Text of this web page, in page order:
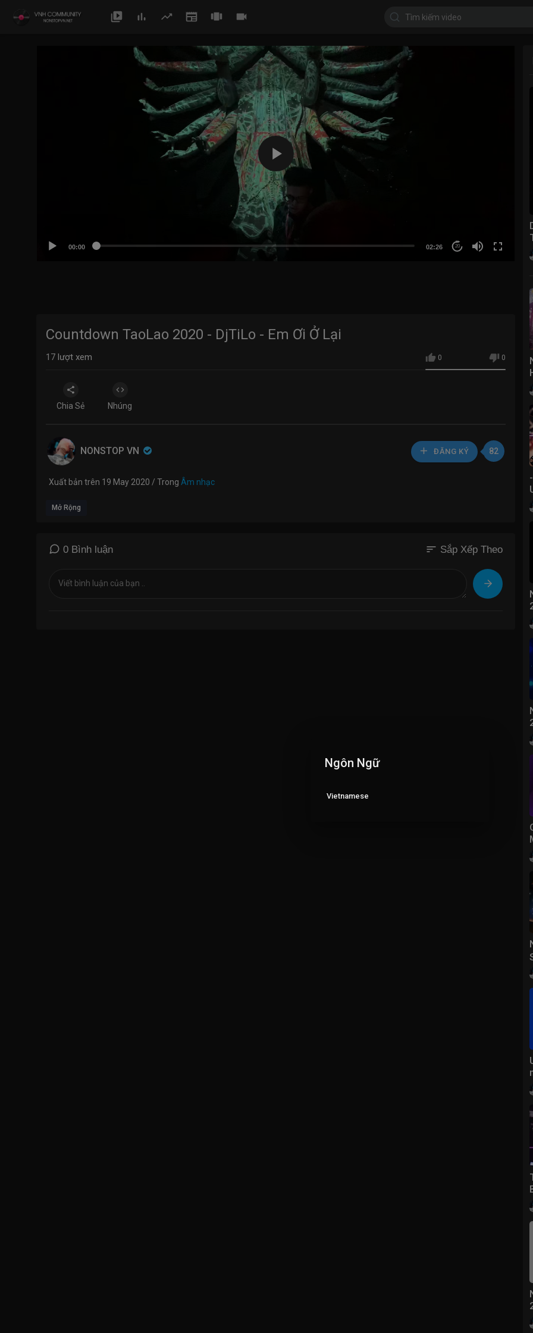
00:00 02:26 20
Countdown TaoLao 2020 - DjTiLo - Em Ơi Ở Lại
0 0
17 lượt xem
Chia Sẻ Nhúng
NONSTOP VN ĐĂNG KÝ 82
Xuất bản trên 19 May 2020 / Trong Âm nhạc
Mở Rộng
0 Bình luận sort Sắp Xếp Theo
Ngôn Ngữ
Vietnamese